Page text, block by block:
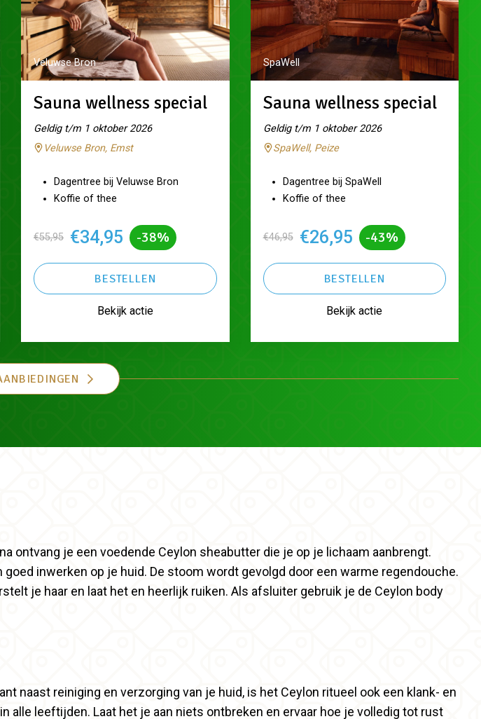
Veluwse Bron
Sauna wellness special
Geldig t/m 1 oktober 2026
Veluwse Bron, Emst
Dagentree bij Veluwse Bron
Koffie of thee
€55,95 €34,95 -38%
BESTELLEN
Bekijk actie
SpaWell
Sauna wellness special
Geldig t/m 1 oktober 2026
SpaWell, Peize
Dagentree bij SpaWell
Koffie of thee
€46,95 €26,95 -43%
BESTELLEN
Bekijk actie
ontvang je een voedende Ceylon sheabutter die je op je lichaam aanbrengt.
inwerken op je huid. De stoom wordt gevolgd door een warme regendouche.
je haar en laat het en heerlijk ruiken. Als afsluiter gebruik je de Ceylon body
naast reiniging en verzorging van je huid, is het Ceylon ritueel ook een klank- en
alle leeftijden. Laat het je aan niets ontbreken en ervaar hoe je volledig tot rust